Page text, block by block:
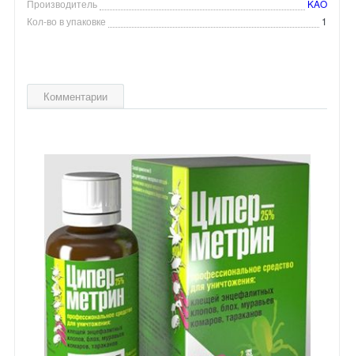
Производитель
KAO
Кол-во в упаковке
1
Комментарии